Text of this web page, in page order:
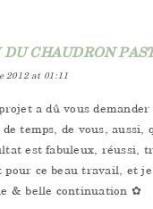
CHAUDRON
2012 at 01:11
a dû vous demander
temps, de vous, aussi,
est fabuleux, réussi,
pour ce beau travail, et
& belle continuation ✿